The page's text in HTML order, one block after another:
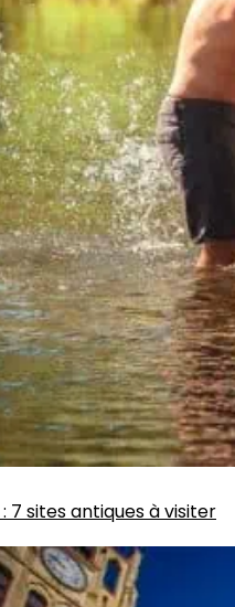
: 7 sites antiques à visiter